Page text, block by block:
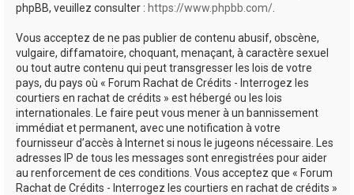
phpBB, veuillez consulter : https://www.phpbb.com/
Vous acceptez de ne pas publier de contenu abusif, obscène,
vulgaire, diffamatoire, choquant, menaçant, à caractère sexuel
ou tout autre contenu qui peut transgresser les lois de votre
pays, du pays où « Forum Rachat de Crédits - Interrogez les
courtiers en rachat de crédits » est hébergé ou les lois
internationales. Le faire peut vous mener à un bannissement
immédiat et permanent, avec une notification à votre
fournisseur d’accès à Internet si nous le jugeons nécessaire. Les
adresses IP de tous les messages sont enregistrées pour aider
au renforcement de ces conditions. Vous acceptez que « Forum
Rachat de Crédits - Interrogez les courtiers en rachat de crédits »